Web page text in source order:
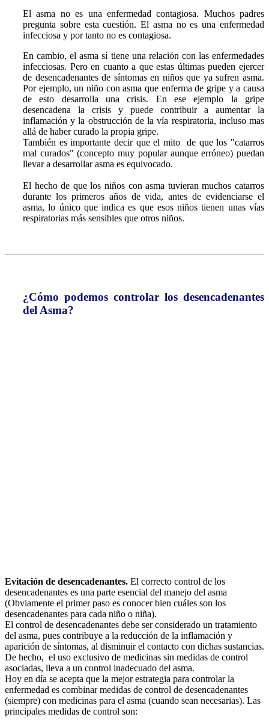
El asma no es una enfermedad contagiosa. Muchos padres
pregunta sobre esta cuestión. El asma no es una enfermedad
infecciosa y por tanto no es contagiosa.
En cambio, el asma sí tiene una relación con las enfermedades
infecciosas. Pero en cuanto a que estas últimas pueden ejercer
de desencadenantes de síntomas en niños que ya sufren asma.
Por ejemplo, un niño con asma que enferma de gripe y a causa
de esto desarrolla una crisis. En ese ejemplo la gripe
desencadena la crisis y puede contribuir a aumentar la
inflamación y la obstrucción de la vía respiratoria, incluso mas
allá de haber curado la propia gripe.
También es importante decir que el mito de que los "catarros
mal curados" (concepto muy popular aunque erróneo) puedan
llevar a desarrollar asma es equivocado.
El hecho de que los niños con asma tuvieran muchos catarros
durante los primeros años de vida, antes de evidenciarse el
asma, lo único que indica es que esos niños tienen unas vías
respiratorias más sensibles que otros niños.
¿Cómo podemos controlar los desencadenantes
del Asma?
Evitación de desencadenantes. El correcto control de los
desencadenantes es una parte esencial del manejo del asma
(Obviamente el primer paso es conocer bien cuáles son los
desencadenantes para cada niño o niña).
El control de desencadenantes debe ser considerado un tratamiento
del asma, pues contribuye a la reducción de la inflamación y
aparición de síntomas, al disminuir el contacto con dichas sustancias.
De hecho, el uso exclusivo de medicinas sin medidas de control
asociadas, lleva a un control inadecuado del asma.
Hoy en día se acepta que la mejor estrategia para controlar la
enfermedad es combinar medidas de control de desencadenantes
(siempre) con medicinas para el asma (cuando sean necesarias). Las
principales medidas de control son: